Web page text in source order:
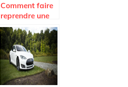
Comment faire
reprendre une
voiture de plus
de 10 ans ? De
la casse à la
nouvelle vie des
véhicules